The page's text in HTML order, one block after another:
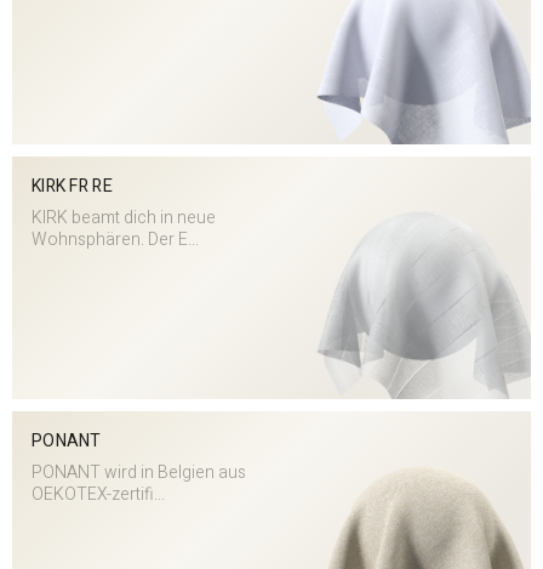
KIRK FR RE
KIRK beamt dich in neue
Wohnsphären. Der E...
PONANT
PONANT wird in Belgien aus
OEKOTEX-zertifi...